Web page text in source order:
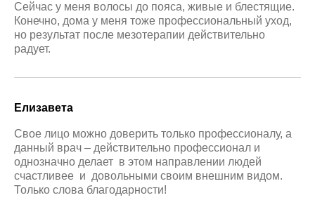
Сейчас у меня волосы до пояса, живые и блестящие.
Конечно, дома у меня тоже профессиональный уход,
но результат после мезотерапии действительно
радует.
Елизавета
Свое лицо можно доверить только профессионалу, а
данный врач – действительно профессионал и
однозначно делает в этом направлении людей
счастливее и довольными своим внешним видом.
Только слова благодарности!